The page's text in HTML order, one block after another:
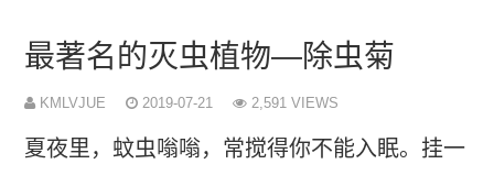
最著名的灭虫植物—除虫菊
KMLVJUE 2019-07-21 2,591 VIEWS
夏夜里，蚊虫嗡嗡，常搅得你不能入眠。挂一